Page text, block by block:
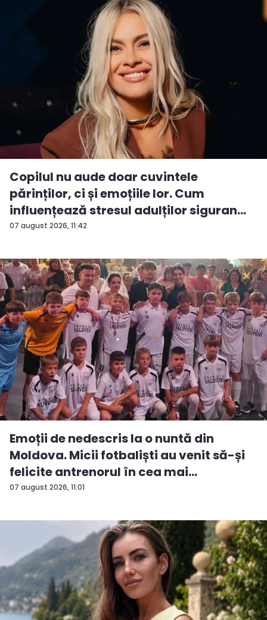
07 august 2026, 11:42
Copilul nu aude doar cuvintele
părinților, ci și emoțiile lor. Cum
influențează stresul adulților siguran...
07 august 2026, 11:01
Emoții de nedescris la o nuntă din
Moldova. Micii fotbaliști au venit să-și
felicite antrenorul în cea mai
importan...